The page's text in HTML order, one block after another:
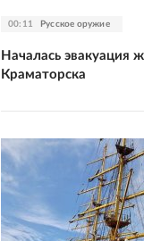
00:11 Русское оружие
Началась эвакуация
Краматорска